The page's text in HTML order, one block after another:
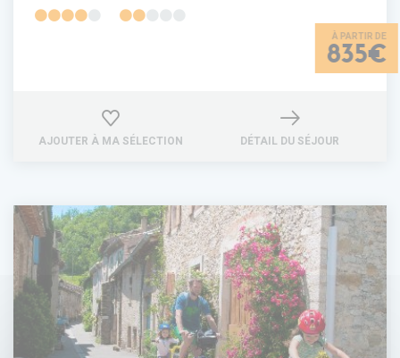
835€
AJOUTER À MA SÉLECTION DÉTAIL DU SÉJOUR